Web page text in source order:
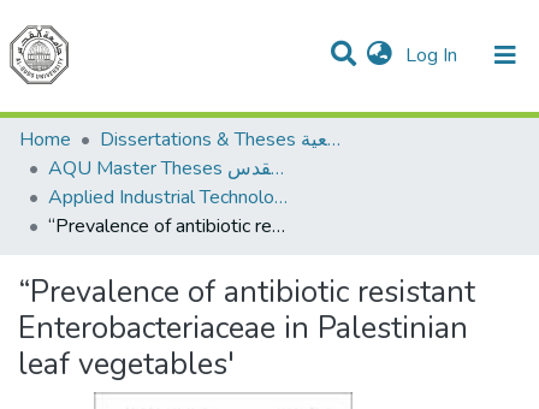
Log In (current)
Communities & Collections
All of DSpace
Home
Dissertations & Theses الرسائل الجامعية
AQU Master Theses الرسائل الجامعية الخاصة بجامعة القدس
Applied Industrial Technology التكنولوجيا التطبيقية والصناعية
“Prevalence of antibiotic resistant Enterobacteriaceae in Palestinian leaf vegetables'
“Prevalence of antibiotic resistant
Enterobacteriaceae in Palestinian
leaf vegetables'